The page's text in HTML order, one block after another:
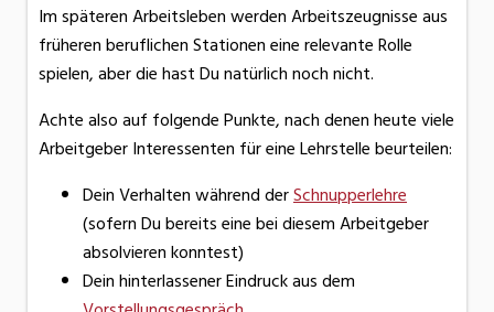
Im späteren Arbeitsleben werden Arbeitszeugnisse aus
früheren beruflichen Stationen eine relevante Rolle
spielen, aber die hast Du natürlich noch nicht.
Achte also auf folgende Punkte, nach denen heute viele
Arbeitgeber Interessenten für eine Lehrstelle beurteilen:
Dein Verhalten während derSchnupperlehre
(sofern Du bereits eine bei diesem Arbeitgeber
absolvieren konntest)
Dein hinterlassener Eindruck aus dem